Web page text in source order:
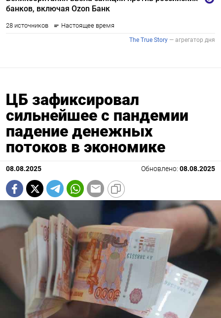
ЦБ зафиксировал
сильнейшее с пандемии
падение денежных
потоков в экономике
08.08.2025 Обновлено: 08.08.2025